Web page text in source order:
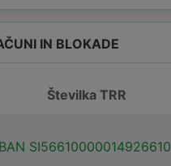
IN BLOKADE
Številka TRR
SI56610000014926610